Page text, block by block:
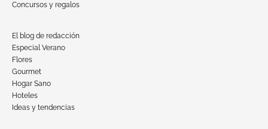
Concursos y regalos
El blog de redacción
Especial Verano
Flores
Gourmet
Hogar Sano
Hoteles
Ideas y tendencias